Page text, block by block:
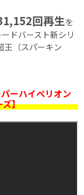
回再生を
ドバースト新シリ
王（スパーキン
ーハイペリオン
ズ】